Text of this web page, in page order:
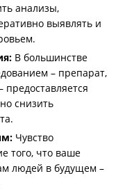
анализы,
выявлять и
В большинстве
– препарат,
снизить
Чувство
того, что ваше
людей в будущем –